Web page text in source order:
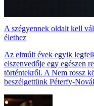
A szégyennek oldalt kell
élethez
Az elmúlt évek egyik
elszenvedője egy egészen
történtekről. A Nem rossz
beszélgettünk Péterfy-